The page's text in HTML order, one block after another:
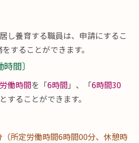
し養育する職員は、申請にするこ
することができます。
間〕
働時間を「6時間 」、「6時間30
することができます。
（所定労働時間6時間00分、休憩時